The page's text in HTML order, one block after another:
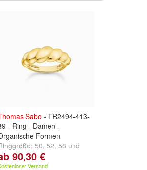
Sabo - TR2494-413-
- Ring - Damen -
Formen
50, 52, 58 und
...
90,30 €
Versand